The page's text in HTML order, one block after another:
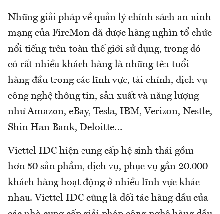
Những giải pháp về quản lý chính sách an ninh
mạng của FireMon đã được hàng nghìn tổ chức
nổi tiếng trên toàn thế giới sử dụng, trong đó
có rất nhiều khách hàng là những tên tuổi
hàng đầu trong các lĩnh vực, tài chính, dịch vụ
công nghệ thông tin, sản xuất và năng lượng
như Amazon, eBay, Tesla, IBM, Verizon, Nestle,
Shin Han Bank, Deloitte…
Viettel IDC hiện cung cấp hệ sinh thái gồm
hơn 50 sản phẩm, dịch vụ, phục vụ gần 20.000
khách hàng hoạt động ở nhiều lĩnh vực khác
nhau. Viettel IDC cũng là đối tác hàng đầu của